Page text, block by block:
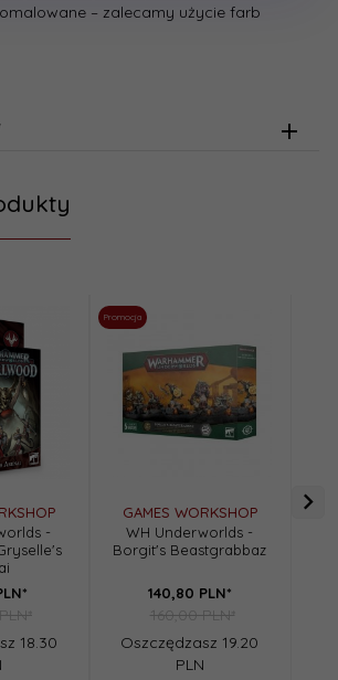
– zalecamy użycie farb
-
18.30
Promocja
GAMES WORKSHOP
WH Underworlds -
Borgit's Beastgrabbaz
140,80 PLN*
160,00 PLN*
Oszczędzasz 19.20
PLN